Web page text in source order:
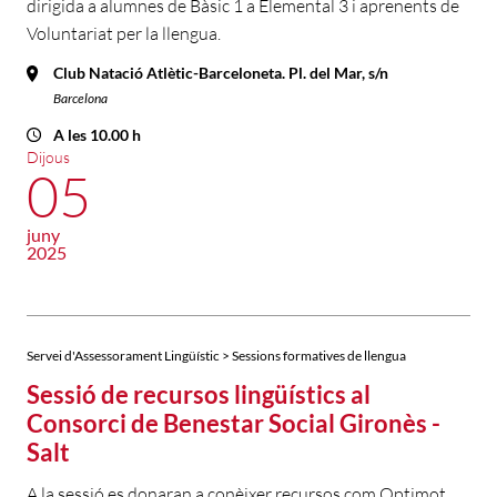
dirigida a alumnes de Bàsic 1 a Elemental 3 i aprenents de
Voluntariat per la llengua.
Club Natació Atlètic-Barceloneta. Pl. del Mar, s/n
Barcelona
A les 10.00 h
Dijous
05
juny
2025
Servei d'Assessorament Lingüístic > Sessions formatives de llengua
Sessió de recursos lingüístics al
Consorci de Benestar Social Gironès -
Salt